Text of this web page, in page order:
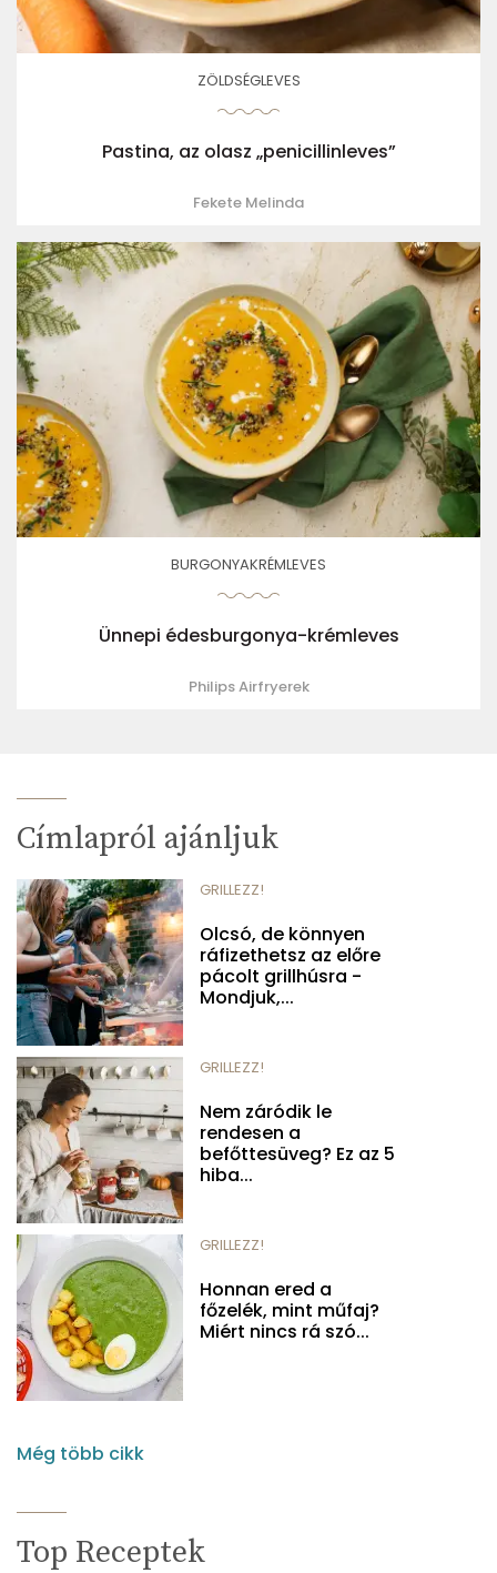
ZÖLDSÉGLEVES
Pastina, az olasz „penicillinleves”
Fekete Melinda
BURGONYAKRÉMLEVES
Ünnepi édesburgonya-krémleves
Philips Airfryerek
Címlapról ajánljuk
GRILLEZZ!
Olcsó, de könnyen
ráfizethetsz az előre
pácolt grillhúsra -
Mondjuk,...
GRILLEZZ!
Nem záródik le
rendesen a
befőttesüveg? Ez az 5
hiba...
GRILLEZZ!
Honnan ered a
főzelék, mint műfaj?
Miért nincs rá szó...
Még több cikk
Top Receptek